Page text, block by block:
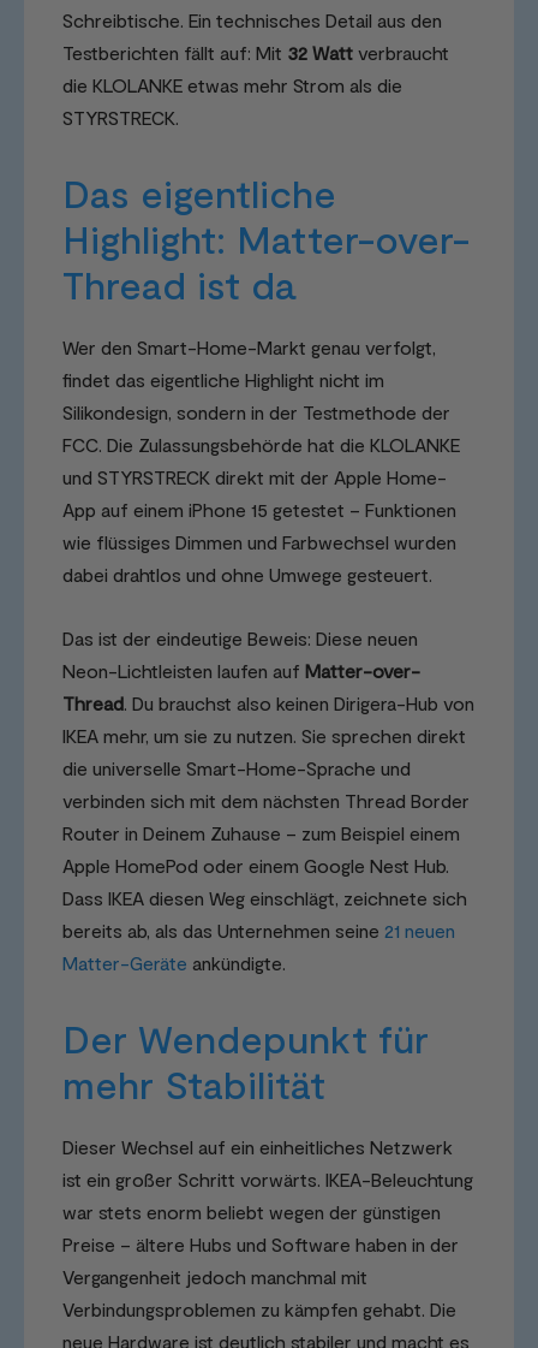
Schreibtische. Ein technisches Detail aus den
Testberichten fällt auf: Mit 32 Watt verbraucht
die KLOLANKE etwas mehr Strom als die
STYRSTRECK.
Das eigentliche
Highlight: Matter-over-
Thread ist da
Wer den Smart-Home-Markt genau verfolgt,
findet das eigentliche Highlight nicht im
Silikondesign, sondern in der Testmethode der
FCC. Die Zulassungsbehörde hat die KLOLANKE
und STYRSTRECK direkt mit der Apple Home-
App auf einem iPhone 15 getestet – Funktionen
wie flüssiges Dimmen und Farbwechsel wurden
dabei drahtlos und ohne Umwege gesteuert.
Das ist der eindeutige Beweis: Diese neuen
Neon-Lichtleisten laufen auf Matter-over-
Thread. Du brauchst also keinen Dirigera-Hub von
IKEA mehr, um sie zu nutzen. Sie sprechen direkt
die universelle Smart-Home-Sprache und
verbinden sich mit dem nächsten Thread Border
Router in Deinem Zuhause – zum Beispiel einem
Apple HomePod oder einem Google Nest Hub.
Dass IKEA diesen Weg einschlägt, zeichnete sich
bereits ab, als das Unternehmen seine 21 neuen
Matter-Geräte ankündigte.
Der Wendepunkt für
mehr Stabilität
Dieser Wechsel auf ein einheitliches Netzwerk
ist ein großer Schritt vorwärts. IKEA-Beleuchtung
war stets enorm beliebt wegen der günstigen
Preise – ältere Hubs und Software haben in der
Vergangenheit jedoch manchmal mit
Verbindungsproblemen zu kämpfen gehabt. Die
neue Hardware ist deutlich stabiler und macht es